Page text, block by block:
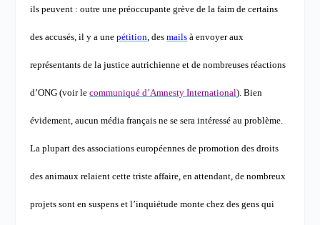
ils peuvent : outre une préoccupante grève de la faim de certains
des accusés, il y a unepétition , desmails à envoyer aux
représentants de la justice autrichienne et de nombreuses réactions
d’ONG (voir lecommuniqué d’Amnesty International).Bien
évidement, aucun média français ne se sera intéressé au problème.
La plupart des associations européennes de promotion des droits
des animaux relaient cette triste affaire, en attendant, de nombreux
projets sont en suspens et l’inquiétude monte chez des gens qui